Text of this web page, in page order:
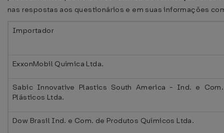
nas respostas aos questionários e em suas informações
Importador
ExxonMobil Química Ltda.
Sabic Innovative Plastics South America - Ind. e
Plásticos Ltda.
Dow Brasil Ind. e Com. de Produtos Químicos Ltda.